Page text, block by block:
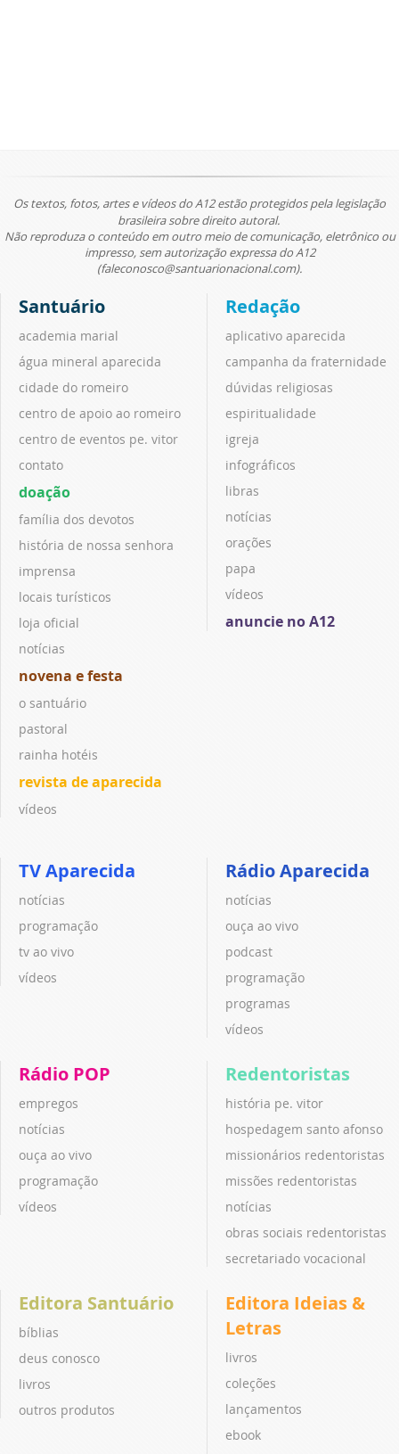
Os textos, fotos, artes e vídeos do A12 estão protegidos pela legislação
brasileira sobre direito autoral.
Não reproduza o conteúdo em outro meio de comunicação, eletrônico ou
impresso, sem autorização expressa do A12
(faleconosco@santuarionacional.com).
Santuário
academia marial
água mineral aparecida
cidade do romeiro
centro de apoio ao romeiro
centro de eventos pe. vitor
contato
doação
família dos devotos
história de nossa senhora
imprensa
locais turísticos
loja oficial
notícias
novena e festa
o santuário
pastoral
rainha hotéis
revista de aparecida
vídeos
Redação
aplicativo aparecida
campanha da fraternidade
dúvidas religiosas
espiritualidade
igreja
infográficos
libras
notícias
orações
papa
vídeos
anuncie no A12
TV Aparecida
notícias
programação
tv ao vivo
vídeos
Rádio Aparecida
notícias
ouça ao vivo
podcast
programação
programas
vídeos
Rádio POP
empregos
notícias
ouça ao vivo
programação
vídeos
Redentoristas
história pe. vitor
hospedagem santo afonso
missionários redentoristas
missões redentoristas
notícias
obras sociais redentoristas
secretariado vocacional
Editora Santuário
bíblias
deus conosco
livros
outros produtos
Editora Ideias &
Letras
livros
coleções
lançamentos
ebook